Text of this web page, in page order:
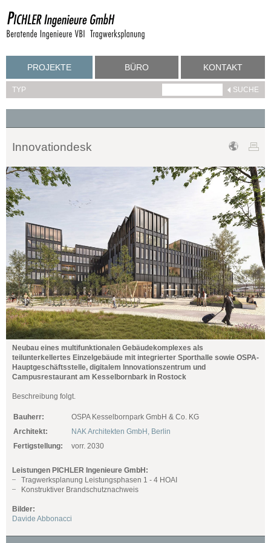
PROJEKTE BÜRO KONTAKT
TYP
Innovationdesk
Neubau eines multifunktionalen Gebäudekomplexes als
teilunterkellertes Einzelgebäude mit integrierter Sporthalle sowie OSPA-
Hauptgeschäftsstelle, digitalem Innovationszentrum und
Campusrestaurant am Kesselbornbark in Rostock
Beschreibung folgt.
Bauherr:
OSPA Kesselbornpark GmbH & Co. KG
Architekt:
NAK Architekten GmbH, Berlin
Fertigstellung:
vorr. 2030
Leistungen PICHLER Ingenieure GmbH:
Tragwerksplanung Leistungsphasen 1 - 4 HOAI
Konstruktiver Brandschutznachweis
Bilder:
Davide Abbonacci